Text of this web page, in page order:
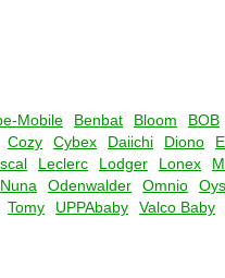
Mobile Benbat Bloom BOB
Cozy Cybex Daiichi Diono
Leclerc Lodger Lonex
Nuna Odenwalder Omnio
Tomy UPPAbaby Valco Baby